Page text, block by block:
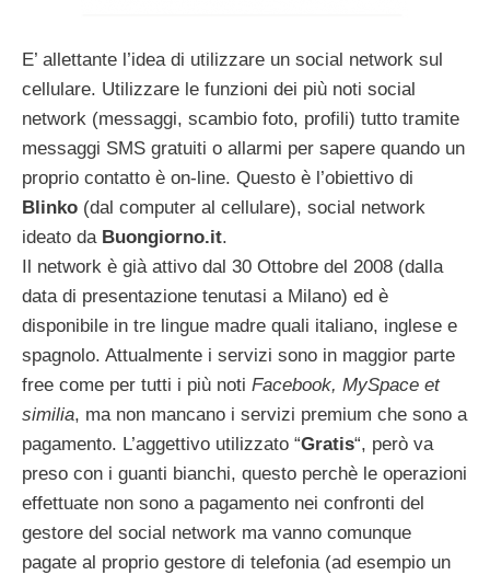
E’ allettante l’idea di utilizzare un social network sul
cellulare. Utilizzare le funzioni dei più noti social
network (messaggi, scambio foto, profili) tutto tramite
messaggi SMS gratuiti o allarmi per sapere quando un
proprio contatto è on-line. Questo è l’obiettivo di
Blinko (dal computer al cellulare), social network
ideato da Buongiorno.it.
Il network è già attivo dal 30 Ottobre del 2008 (dalla
data di presentazione tenutasi a Milano) ed è
disponibile in tre lingue madre quali italiano, inglese e
spagnolo. Attualmente i servizi sono in maggior parte
free come per tutti i più noti Facebook, MySpace et
similia, ma non mancano i servizi premium che sono a
pagamento. L’aggettivo utilizzato “Gratis“, però va
preso con i guanti bianchi, questo perchè le operazioni
effettuate non sono a pagamento nei confronti del
gestore del social network ma vanno comunque
pagate al proprio gestore di telefonia (ad esempio un